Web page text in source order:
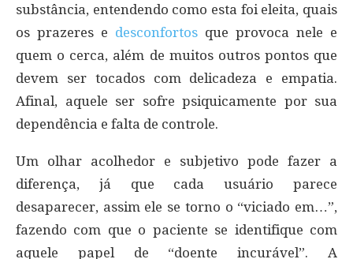
substância, entendendo como esta foi eleita, quais
os prazeres e desconfortos que provoca nele e
quem o cerca, além de muitos outros pontos que
devem ser tocados com delicadeza e empatia.
Afinal, aquele ser sofre psiquicamente por sua
dependência e falta de controle.
Um olhar acolhedor e subjetivo pode fazer a
diferença, já que cada usuário parece
desaparecer, assim ele se torno o “viciado em…”,
fazendo com que o paciente se identifique com
aquele papel de “doente incurável”. A